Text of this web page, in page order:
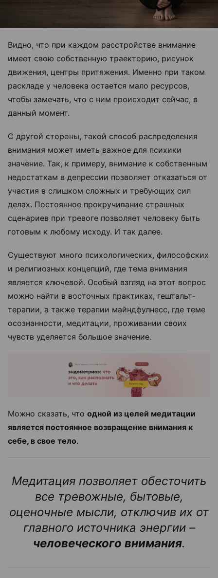
Видно, что при каждом расстройстве внимание
имеет свою собственную траекторию, рисунок
движения, центры притяжения. Именно при таком
раскладе у человека остается мало ресурсов,
чтобы замечать, что с ним происходит сейчас, в
данный момент.
С другой стороны, такой способ распределения
внимания может иметь важное для психики
значение. Так, к примеру, внимание к собственным
недостаткам в депрессии позволяет отказаться от
участия в слишком сложных и требующих сил
делах. Постоянное прокручивание страшных
сценариев при тревоге позволяет человеку быть
готовым к любому исходу. И так далее.
Существуют много психологических, философских
и религиозных концепций, где тема внимания
является ключевой. Особый взгляд на этот вопрос
можно найти в восточных практиках, гештальт-
терапии, а также терапии майндфулнесс, где теме
осознанности, медитации, проживании своих
чувств уделяется большое значение.
Можно сказать, что одной из целей медитации
является постоянное возвращение внимания к
себе, в свое тело.
Медитация позволяет обесточить
все тревожные, бытовые,
оценочные мысли, отключив их от
главного источника энергии –
человеческого внимания.